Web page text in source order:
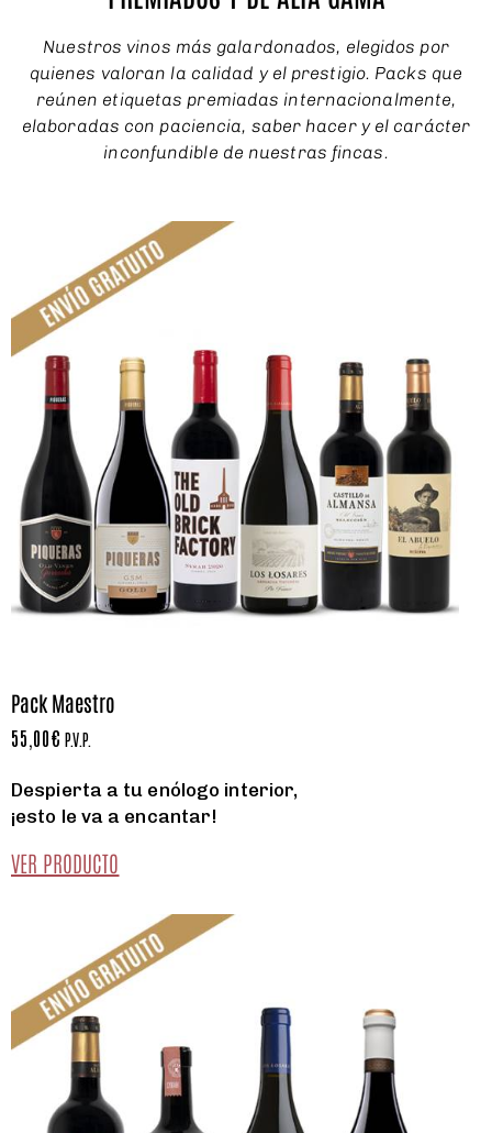
Nuestros vinos más galardonados, elegidos por
quienes valoran la calidad y el prestigio. Packs que
reúnen etiquetas premiadas internacionalmente,
elaboradas con paciencia, saber hacer y el carácter
inconfundible de nuestras fincas.
Pack Maestro
55,00€ P.V.P.
Despierta a tu enólogo interior,
¡esto le va a encantar!
VER PRODUCTO